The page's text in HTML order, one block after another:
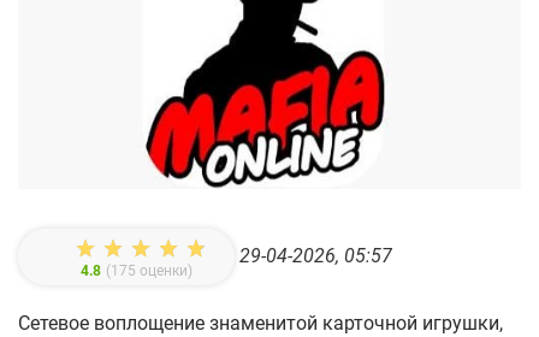
4.8 (175 оценки)
29-04-2026, 05:57
Сетевое воплощение знаменитой карточной игрушки,